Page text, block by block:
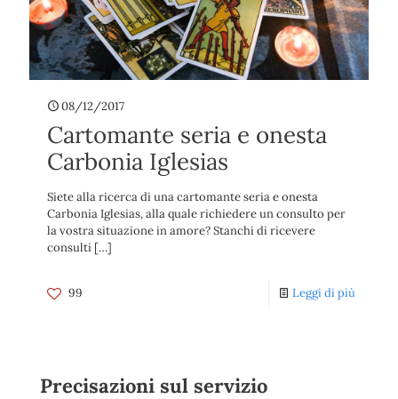
08/12/2017
Cartomante seria e onesta
Carbonia Iglesias
Siete alla ricerca di una cartomante seria e onesta
Carbonia Iglesias, alla quale richiedere un consulto per
la vostra situazione in amore? Stanchi di ricevere
consulti […]
99 Leggi di più
Precisazioni sul servizio